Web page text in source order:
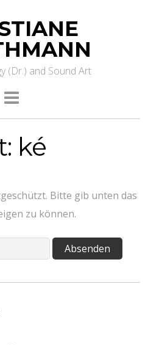
(Dr.) and Sound Art
ké
Bitte gib unten das
zu können.